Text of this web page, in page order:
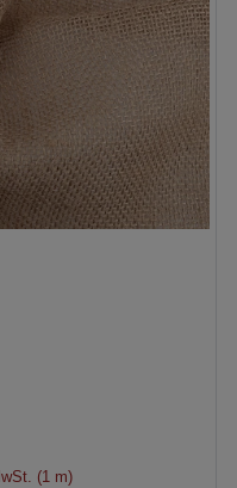
(1 m)